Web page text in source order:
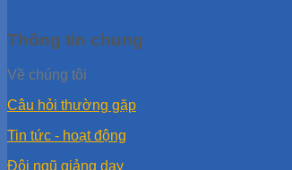
Thông tin chung
Về chúng tôi
Câu hỏi thường gặp
Tin tức - hoạt động
Đội ngũ giảng dạy